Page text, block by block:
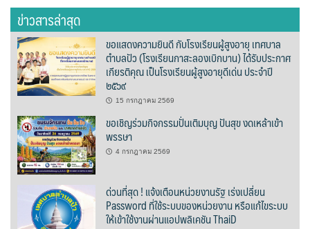
บ้านต้นคูณ
บ้านนาโฮมสเตย์
บ้านปัว ปลายนา
บ้านพักชมดอย
บ้านยลญภา
บ้านริมทุ่งรีสอร์ท
บ้านสวนศรีสุขโฮมสเตย์
ข่าวสารล่าสุด
ขอแสดงความยินดี กับโรงเรียนผู้สูงอายุ เทศบาล
ตำบลปัว (โรงเรียนกาสะลองเบิกบาน) ได้รับประกาศ
เกียรติคุณ เป็นโรงเรียนผู้สูงอายุดีเด่น ประจำปี
๒๕๖๙
15 กรกฎาคม 2569
ขอเชิญร่วมกิจกรรมปั่นเติมบุญ ปันสุข งดเหล้าเข้า
พรรษา
4 กรกฎาคม 2569
ด่วนที่สุด ! แจ้งเตือนหน่วยงานรัฐ เร่งเปลี่ยน
Password ที่ใช้ระบบของหน่วยงาน หรือแก้ไขระบบ
ให้เข้าใช้งานผ่านแอปพลิเคชัน ThaiD